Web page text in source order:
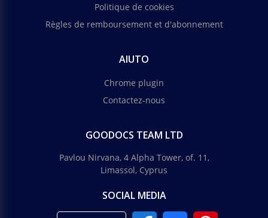
Politique de cookies
Règles de remboursement et d'abonnement
AIUTO
Chrome plugin
Contactez-nous
GOODOCS TEAM LTD
Pavlou Nirvana, 4 Alpha Tower, of. 11,
Limassol, Cyprus
SOCIAL MEDIA